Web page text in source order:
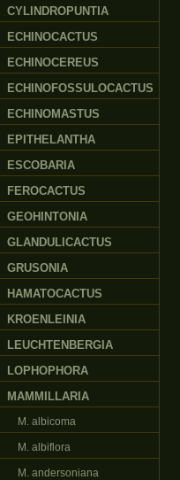
CYLINDROPUNTIA
ECHINOCACTUS
ECHINOCEREUS
ECHINOFOSSULOCACTUS
ECHINOMASTUS
EPITHELANTHA
ESCOBARIA
FEROCACTUS
GEOHINTONIA
GLANDULICACTUS
GRUSONIA
HAMATOCACTUS
KROENLEINIA
LEUCHTENBERGIA
LOPHOPHORA
MAMMILLARIA
M. albicoma
M. albiflora
M. andersoniana